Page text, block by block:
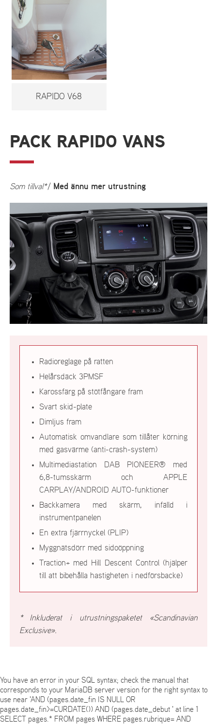
RAPIDO V68
PACK RAPIDO VANS
Som tillval*/ Med ännu mer utrustning
Radioreglage på ratten
Helårsdäck 3PMSF
Karossfärg på stötfångare fram
Svart skid-plate
Dimljus fram
Automatisk omvandlare som tillåter körning
med gasvärme (anti-crash-system)
Multimediastation DAB PIONEER® med
6,8-tumsskärm och APPLE
CARPLAY/ANDROID AUTO-funktioner
Backkamera med skärm, infälld i
instrumentpanelen
En extra fjärrnyckel (PLIP)
Myggnätsdörr med sidoöppning
Traction+ med Hill Descent Control (hjälper
till att bibehålla hastigheten i nedförsbacke)
* Inkluderat i utrustningspaketet «Scandinavian
Exclusive».
You have an error in your SQL syntax; check the manual that
corresponds to your MariaDB server version for the right syntax to
use near 'AND (pages.date_fin IS NULL OR
pages.date_fin>=CURDATE()) AND (pages.date_debut ' at line 1
SELECT pages.* FROM pages WHERE pages.rubrique= AND